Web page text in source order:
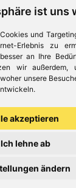
ist uns
und
Erlebnis zu
an Ihre
wir außerdem,
unsere
akzeptieren
Ich lehne ab
ändern
Bastelidee
Holz -
Sie sind eine